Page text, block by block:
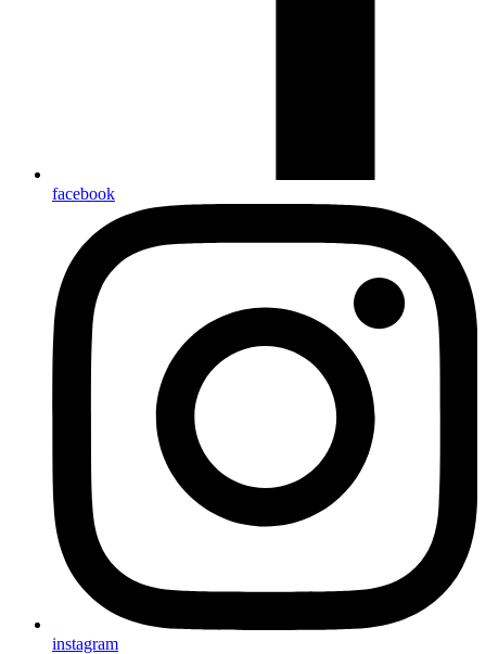
facebook
instagram